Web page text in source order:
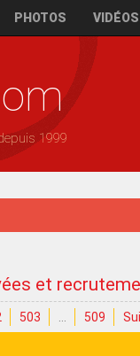
PHOTOS VIDÉOS
1999
et
503 509